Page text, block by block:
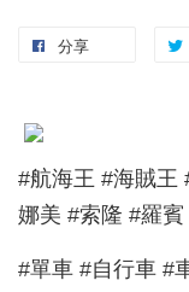
分享
#航海王 #海賊王
娜美 #索隆 #羅賓
#單車 #自行車 #